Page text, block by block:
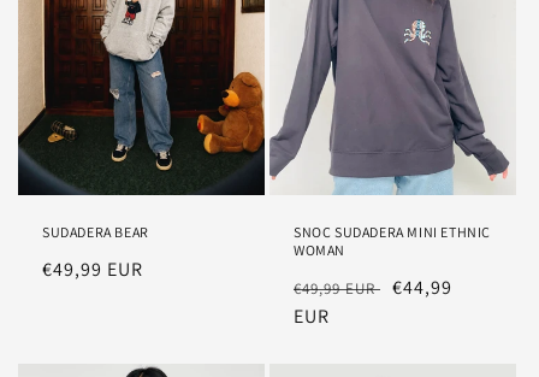
SUDADERA BEAR
Precio
€49,99 EUR
SNOC SUDADERA MINI ETHNIC
WOMAN
Precio
habitual
€49,99 EUR Precio
€44,99
EUR